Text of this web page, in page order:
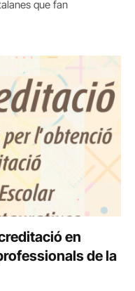
que fan
en
de la